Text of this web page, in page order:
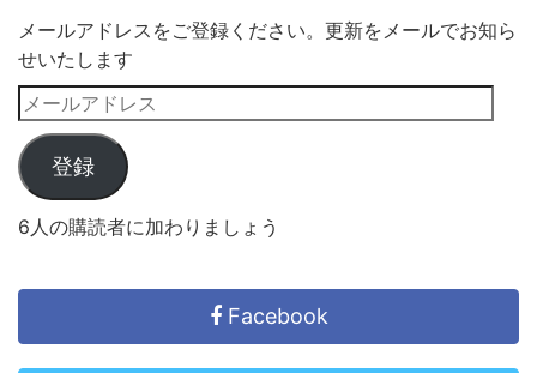
メールアドレスをご登録ください。更新をメールでお知ら
せいたします
登録
6人の購読者に加わりましょう
Facebook